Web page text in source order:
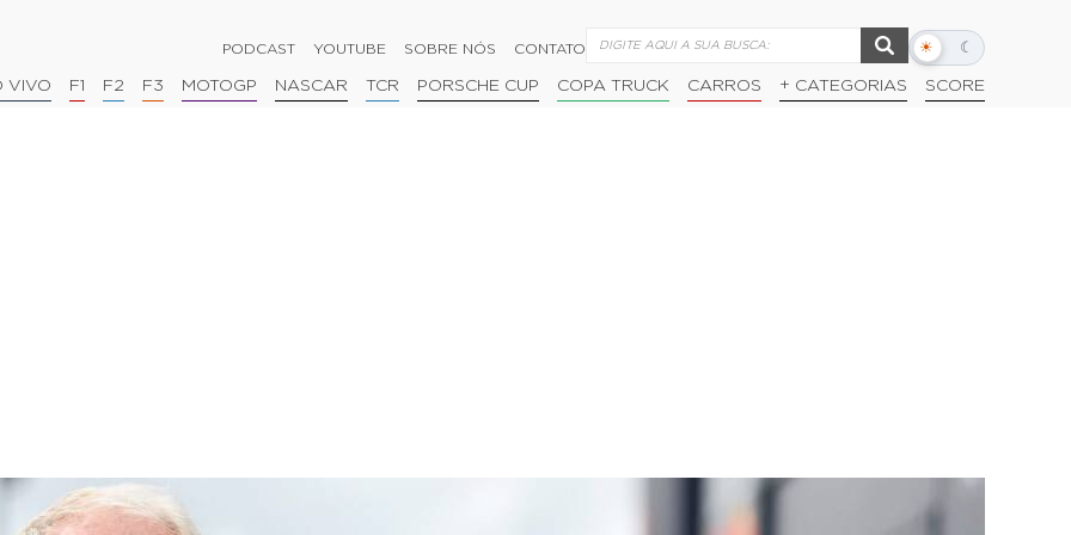
PODCAST YOUTUBE SOBRE NÓS CONTATO ☀ ☾
Alternar
escuro
VIVO F1 F2 F3 MOTOGP NASCAR TCR PORSCHE CUP COPA TRUCK CARROS + CATEGORIAS SCORE